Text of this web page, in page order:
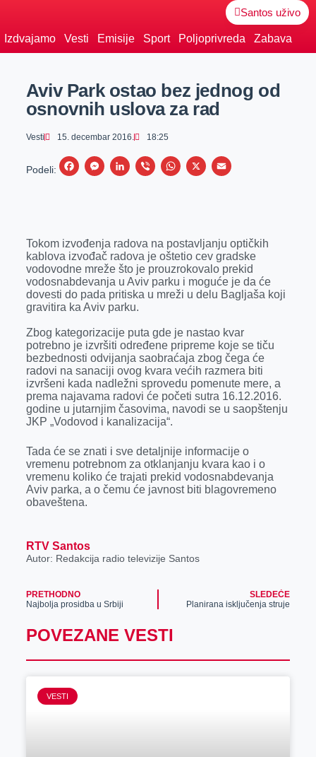
Santos uživo
Izdvajamo Vesti Emisije Sport Poljoprivreda Zabava
Aviv Park ostao bez jednog od
osnovnih uslova za rad
Vesti 15. decembar 2016. 18:25
Podeli:
F
b
o
o
k
M
e
n
g
e
L
e
d
I
n
V
r
W
s
A
p
X
E
l
Tokom izvođenja radova na postavljanju optičkih
kablova izvođač radova je oštetio cev gradske
vodovodne mreže što je prouzrokovalo prekid
vodosnabdevanja u Aviv parku i moguće je da će
dovesti do pada pritiska u mreži u delu Bagljaša koji
gravitira ka Aviv parku.
Zbog kategorizacije puta gde je nastao kvar
potrebno je izvršiti određene pripreme koje se tiču
bezbednosti odvijanja saobraćaja zbog čega će
radovi na sanaciji ovog kvara većih razmera biti
izvršeni kada nadležni sprovedu pomenute mere, a
prema najavama radovi će početi sutra 16.12.2016.
godine u jutarnjim časovima, navodi se u saopštenju
JKP „Vodovod i kanalizacija“.
Tada će se znati i sve detaljnije informacije o
vremenu potrebnom za otklanjanju kvara kao i o
vremenu koliko će trajati prekid vodosnabdevanja
Aviv parka, a o čemu će javnost biti blagovremeno
obaveštena.
RTV Santos
Autor: Redakcija radio televizije Santos
PRETHODNO
Najbolja prosidba u Srbiji
SLEDEĆE
Planirana isključenja struje
POVEZANE VESTI
VESTI